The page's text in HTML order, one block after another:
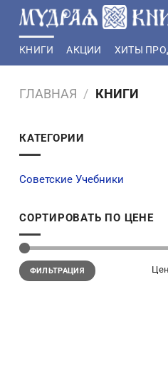
content
КНИГИ АКЦИИ ХИТЫ
ГЛАВНАЯ / КНИГИ
КАТЕГОРИИ
Советские Учебники
СОРТИРОВАТЬ ПО ЦЕНЕ
Минимальная
цена
Максимальная
ценаФИЛЬТРАЦИЯ